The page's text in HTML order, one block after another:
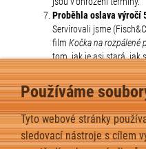
Používáme
Tyto webové stránky
sledovací nástroje s cílem
Proběhla oslava výročí
Servírovali jsme
film Kočka na rozpálené
tom, jak je asi stará, jak
MOHLO
Zdroj tepla pro vaši